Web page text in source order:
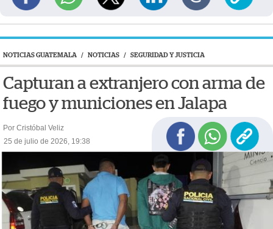
NOTICIAS GUATEMALA / NOTICIAS / SEGURIDAD Y JUSTICIA
Capturan a extranjero con arma de
fuego y municiones en Jalapa
Por Cristóbal Veliz
25 de julio de 2026, 19:38